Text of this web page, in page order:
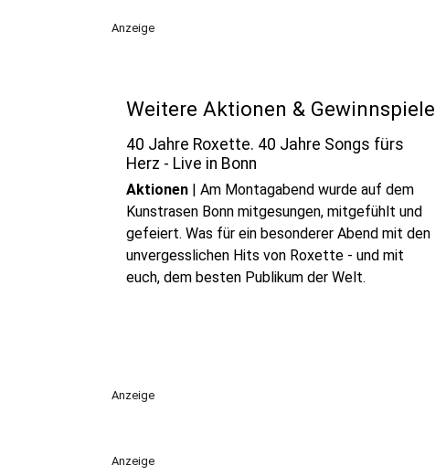
Anzeige
Weitere Aktionen & Gewinnspiele
40 Jahre Roxette. 40 Jahre Songs fürs
Herz - Live in Bonn
Aktionen | Am Montagabend wurde auf dem
Kunstrasen Bonn mitgesungen, mitgefühlt und
gefeiert. Was für ein besonderer Abend mit den
unvergesslichen Hits von Roxette - und mit
euch, dem besten Publikum der Welt.
Anzeige
Anzeige